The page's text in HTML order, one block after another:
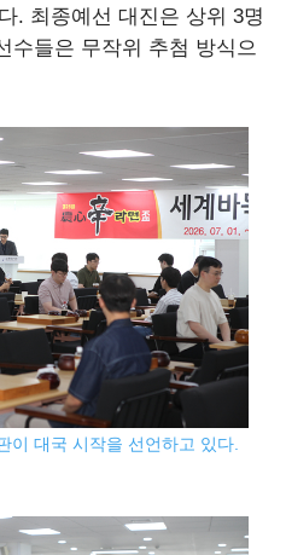
. 최종예선 대진은 상위 3명
수들은 무작위 추첨 방식으
이 대국 시작을 선언하고 있다.